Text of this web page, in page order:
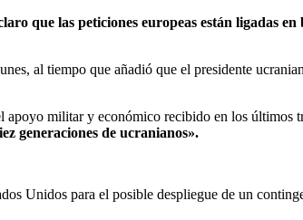
que las peticiones europeas están ligadas
al tiempo que añadió que el presidente
militar y económico recibido en los últimos
generaciones de ucranianos».
Unidos para el posible despliegue de un